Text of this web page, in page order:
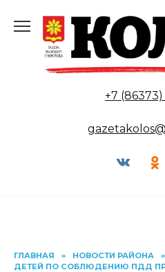
содержанию
+7 (86373)
ГЛАВНАЯ » НОВОСТИ РАЙОНА »
ДЕТЕЙ ПО СОБЛЮДЕНИЮ ПДД